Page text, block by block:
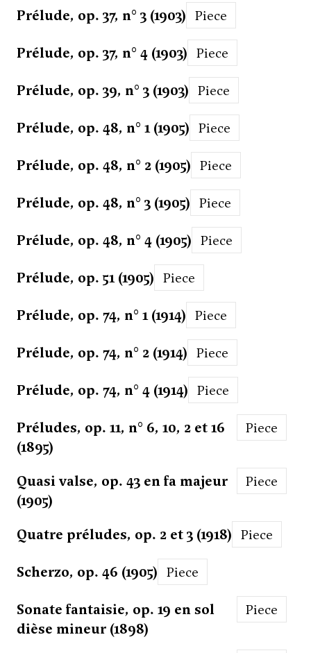
Prélude, op. 37, n° 3 (1903) Piece
Prélude, op. 37, n° 4 (1903) Piece
Prélude, op. 39, n° 3 (1903) Piece
Prélude, op. 48, n° 1 (1905) Piece
Prélude, op. 48, n° 2 (1905) Piece
Prélude, op. 48, n° 3 (1905) Piece
Prélude, op. 48, n° 4 (1905) Piece
Prélude, op. 51 (1905) Piece
Prélude, op. 74, n° 1 (1914) Piece
Prélude, op. 74, n° 2 (1914) Piece
Prélude, op. 74, n° 4 (1914) Piece
Préludes, op. 11, n° 6, 10, 2 et 16
(1895)
Piece
Quasi valse, op. 43 en fa majeur
(1905)
Piece
Quatre préludes, op. 2 et 3 (1918) Piece
Scherzo, op. 46 (1905) Piece
Sonate fantaisie, op. 19 en sol
dièse mineur (1898)
Piece